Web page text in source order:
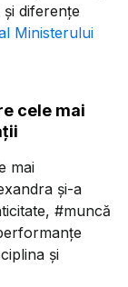
diferențe
Ministerului
cele mai
mai
și-a
#muncă
și